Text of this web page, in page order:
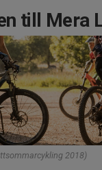
till Mera
2018)